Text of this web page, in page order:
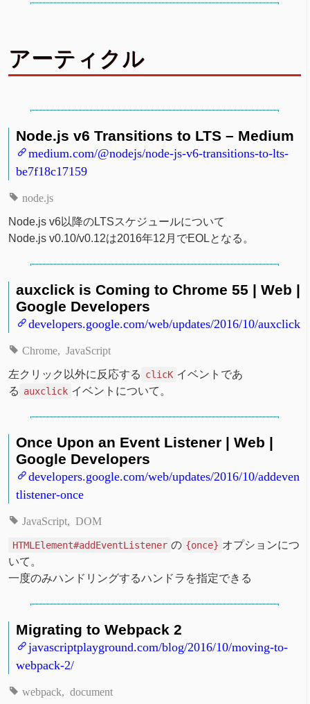
アーティクル
Node.js v6 Transitions to LTS – Medium
medium.com/@nodejs/node-js-v6-transitions-to-lts-
be7f18c17159
node.js
Node.js v6以降のLTSスケジュールについて
Node.js v0.10/v0.12は2016年12月でEOLとなる。
auxclick is Coming to Chrome 55 | Web |
Google Developers
developers.google.com/web/updates/2016/10/auxclick
Chrome JavaScript
左クリック以外に反応する clicK イベントであ
る auxclick イベントについて。
Once Upon an Event Listener | Web |
Google Developers
developers.google.com/web/updates/2016/10/addeven
tlistener-once
JavaScript DOM
HTMLElement#addEventListener の {once} オプションにつ
いて。
一度のみハンドリングするハンドラを指定できる
Migrating to Webpack 2
javascriptplayground.com/blog/2016/10/moving-to-
webpack-2/
webpack document